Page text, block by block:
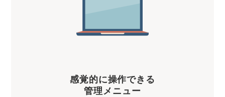
感覚的に操作できる
管理メニュー